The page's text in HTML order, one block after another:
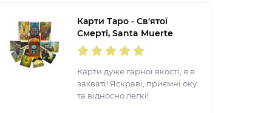
Карти Таро - Св'ятої
Смерті, Santa Muerte
Карти дуже гарної якості, я в
захваті! Яскраві, приємні оку
та відносно легкі!